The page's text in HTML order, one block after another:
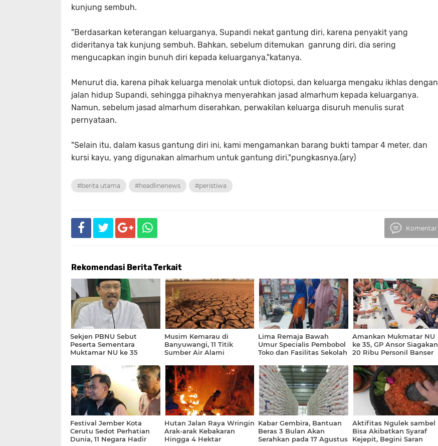
kunjung sembuh.
"Berdasarkan keterangan keluarganya, Supandi nekat gantung diri, karena penyakit yang
dideritanya tak kunjung sembuh. Bahkan, sebelum ditemukan ganrung diri, dia sering
mengucapkan ingin bunuh diri kepada keluarganya,"katanya.
Menurut dia, karena pihak keluarga menolak untuk diotopsi, dan keluarga mengaku ikhlas dengan
jalan hidup Supandi, sehingga pihaknya menyerahkan jasad almarhum kepada keluarganya.
Namun, sebelum jasad almarhum diserahkan, perwakilan keluarga disuruh menulis surat
pernyataan.
"Selain itu, dalam kasus gantung diri ini, kami mengamankan barang bukti tampar 4 meter, dan
kursi kayu, yang digunakan almarhum untuk gantung diri,"pungkasnya.(ary)
#berita utama #headlinenews #peristiwa
Komentar
Rekomendasi Berita Terkait
Sekjen PBNU Sebut
Peserta Sementara
Muktamar NU ke 35
Musim Kemarau di
Banyuwangi, 11 Titik
Sumber Air Alami
30 Persen
Lima Remaja Bawah
Umur Specialis Pembobol
Toko dan Fasilitas Sekolah
Banyuwangi
Amankan Mukmatar NU
ke 35, GP Ansor Siagakan
20 Ribu Personil Banser
Festival Jember Kota
Cerutu Sedot Perhatian
Dunia, 11 Negara Hadir
Hutan Jalan Raya Wringin
Arak-arak Kebakaran
Hingga 4 Hektar
Kabar Gembira, Bantuan
Beras 3 Bulan Akan
Serahkan pada 17 Agustus
Aktifitas Ngulek sambel
Bisa Akibatkan Syaraf
Kejepit, Begini Saran